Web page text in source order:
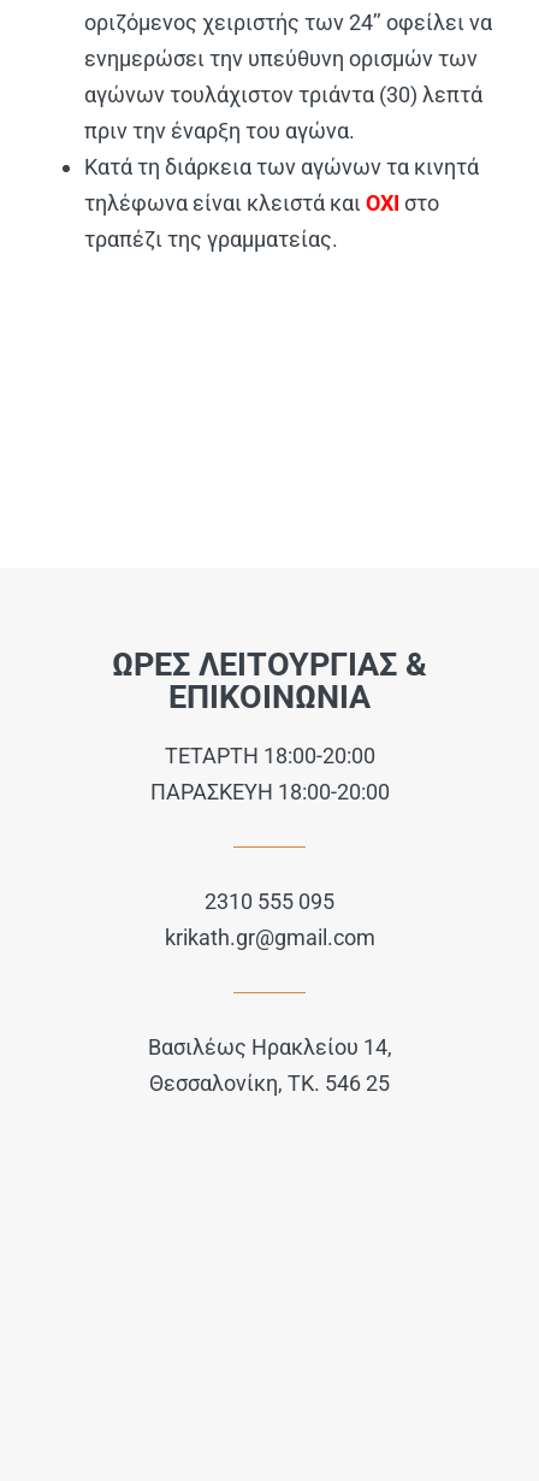
οριζόμενος χειριστής των 24’’ οφείλει να
ενημερώσει την υπεύθυνη ορισμών των
αγώνων τουλάχιστον τριάντα (30) λεπτά
πριν την έναρξη του αγώνα.
Κατά τη διάρκεια των αγώνων τα κινητά
τηλέφωνα είναι κλειστά και ΟΧΙ στο
τραπέζι της γραμματείας.
ΩΡΕΣ ΛΕΙΤΟΥΡΓΙΑΣ &
ΕΠΙΚΟΙΝΩΝΙΑ
ΤΕΤΑΡΤΗ 18:00-20:00
ΠΑΡΑΣΚΕΥΗ 18:00-20:00
2310 555 095
krikath.gr@gmail.com
Βασιλέως Ηρακλείου 14,
Θεσσαλονίκη, ΤΚ. 546 25